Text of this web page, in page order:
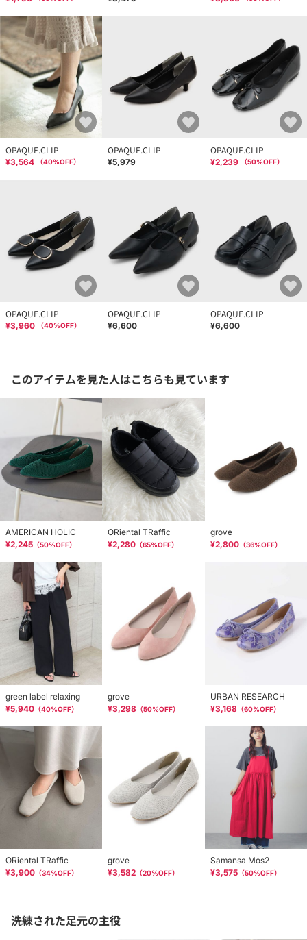
OPAQUE.CLIP
¥3,564 （40%OFF）
OPAQUE.CLIP
¥5,979
OPAQUE.CLIP
¥2,239 （50%OFF）
OPAQUE.CLIP
¥3,960 （40%OFF）
OPAQUE.CLIP
¥6,600
OPAQUE.CLIP
¥6,600